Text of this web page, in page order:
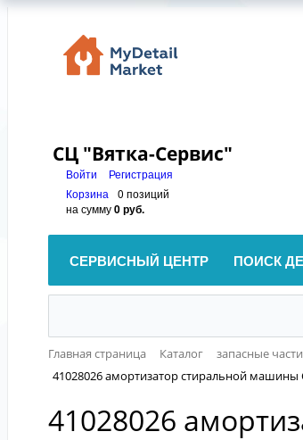
СЦ "Вятка-Сервис"
Войти
Регистрация
Корзина
0 позиций
на сумму0 руб.
СЕРВИСНЫЙ ЦЕНТР ПОИСК
Главная страница Каталог запасные части
41028026 амортизатор стиральной машины
41028026